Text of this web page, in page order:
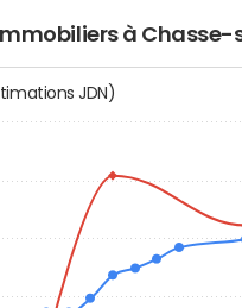
à Chasse-
: estimations JDN)